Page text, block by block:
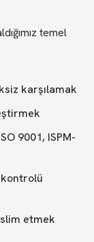
temel
karşılamak
9001, ISPM-
etmek